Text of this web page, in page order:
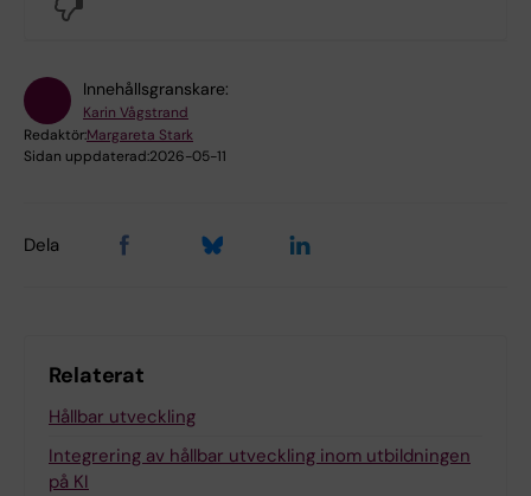
Innehållsgranskare:
Karin Vågstrand
Redaktör:Margareta Stark
Sidan uppdaterad:2026-05-11
Dela
Relaterat
Hållbar utveckling
Integrering av hållbar utveckling inom utbildningen
på KI